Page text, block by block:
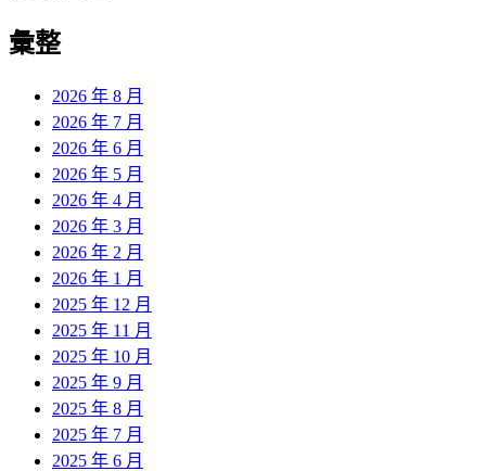
彙整
2026 年 8 月
2026 年 7 月
2026 年 6 月
2026 年 5 月
2026 年 4 月
2026 年 3 月
2026 年 2 月
2026 年 1 月
2025 年 12 月
2025 年 11 月
2025 年 10 月
2025 年 9 月
2025 年 8 月
2025 年 7 月
2025 年 6 月